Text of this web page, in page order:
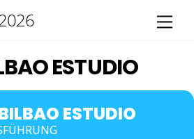
ESTUDIO
ESTUDIO